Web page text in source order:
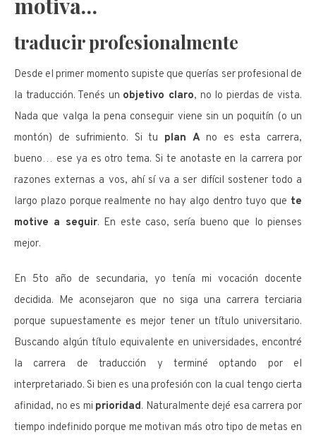
traducir profesionalmente
Desde el primer momento supiste que querías ser profesional de
la traducción. Tenés un objetivo claro, no lo pierdas de vista.
Nada que valga la pena conseguir viene sin un poquitín (o un
montón) de sufrimiento. Si tu plan Ano es esta carrera,
bueno… ese ya es otro tema. Si te anotaste en la carrera por
razones externas a vos, ahí sí va a ser difícil sostener todo a
largo plazo porque realmente no hay algo dentro tuyo que te
motive a seguir. En este caso, sería bueno que lo pienses
mejor.
En 5to año de secundaria, yo tenía mi vocación docente
decidida. Me aconsejaron que no siga una carrera terciaria
porque supuestamente es mejor tener un título universitario.
Buscando algún título equivalente en universidades, encontré
la carrera de traducción y terminé optando por el
interpretariado. Si bien es una profesión con la cual tengo cierta
afinidad, no es mi prioridad. Naturalmente dejé esa carrera por
tiempo indefinido porque me motivan más otro tipo de metas en